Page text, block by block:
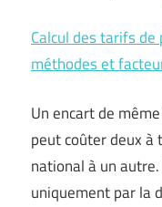
Calcul des tarifs
méthodes et
Un encart de
peut coûter deux à
national à un autre.
uniquement par la